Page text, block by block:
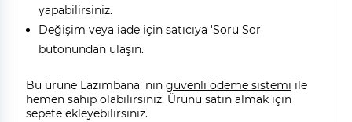
yapabilirsiniz.
Değişim veya iade için satıcıya 'Soru Sor'
butonundan ulaşın.
Bu ürüne Lazımbana' nın güvenli ödeme sistemi ile
hemen sahip olabilirsiniz. Ürünü satın almak için
sepete ekleyebilirsiniz.